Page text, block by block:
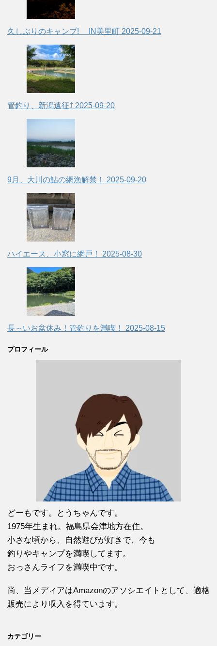
久しぶりのキャンプ! IN美里町 2025-09-21
管釣り、新潟遠征⤴ 2025-09-20
9月、大川の鮎の網漁解禁！ 2025-09-20
ハイエース、小窓に網戸！ 2025-08-30
長～いお盆休み！管釣りを満喫！ 2025-08-15
プロフィール
どーもです。とうちゃんです。
1975年生まれ。福島県会津地方在住。
小さな頃から、自然遊びが好きで、今も
釣りやキャンプを満喫してます。
おっさんライフを満喫中です。
尚、当メディアはAmazonのアソシエイトとして、適格
販売により収入を得ています。
カテゴリー